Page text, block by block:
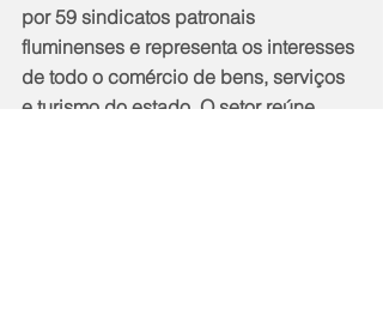
por 59 sindicatos patronais
fluminenses e representa os interesses
de todo o comércio de bens, serviços
e turismo do estado. O setor reúne